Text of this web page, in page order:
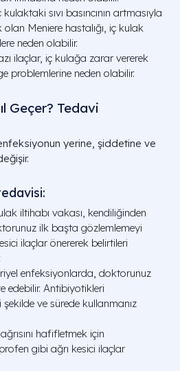
kulaktaki sıvı basıncının artmasıyla
Meniere hastalığı, iç kulak
neden olabilir.
ilaçlar, iç kulağa zarar vererek
problemlerine neden olabilir.
Geçer? Tedavi
yerine, şiddetine ve
iltihabı vakası, kendiliğinden
ilk başta gözlemlemeyi
ilaçlar önererek belirtileri
enfeksiyonlarda, doktorunuz
edebilir. Antibiyotikleri
ve sürede kullanmanız
hafifletmek için
gibi ağrı kesici ilaçlar